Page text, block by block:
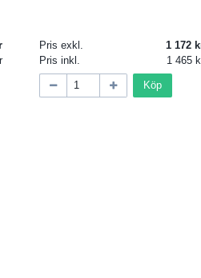
Pris exkl.
1 172
Pris inkl.
1 465
Köp